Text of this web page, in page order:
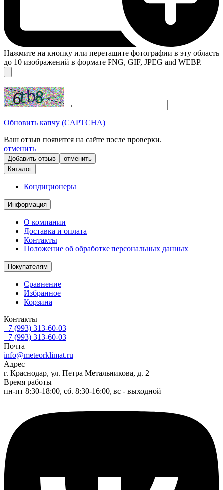
Нажмите на кнопку или перетащите фотографии в эту область
до 10 изображений в формате PNG, GIF, JPEG and WEBP.
→
Обновить капчу (CAPTCHA)
Ваш отзыв появится на сайте после проверки.
отменить
отменить
Каталог
Кондиционеры
Информация
О компании
Доставка и оплата
Контакты
Положение об обработке персональных данных
Покупателям
Сравнение
Избранное
Корзина
Контакты
+7 (993) 313-60-03
+7 (993) 313-60-03
Почта
info@meteorklimat.ru
Адрес
г. Краснодар, ул. Петра Метальникова, д. 2
Время работы
пн-пт 8:30-18:00, сб. 8:30-16:00, вс - выходной